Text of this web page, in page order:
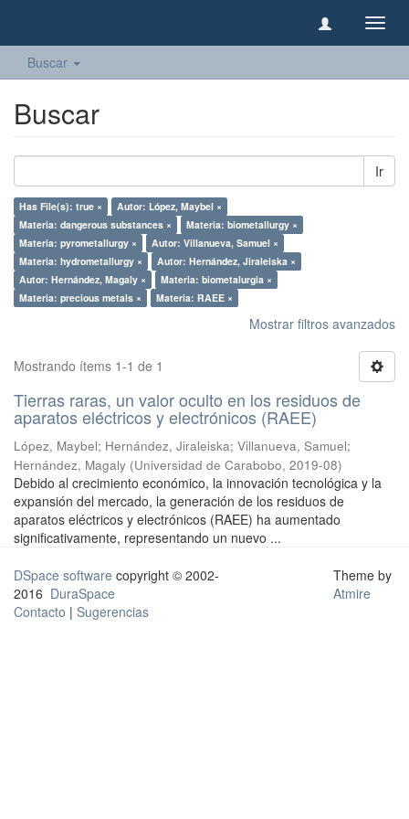
Buscar
Buscar
Ir
Has File(s): true ×
Autor: López, Maybel ×
Materia: dangerous substances ×
Materia: biometallurgy ×
Materia: pyrometallurgy ×
Autor: Villanueva, Samuel ×
Materia: hydrometallurgy ×
Autor: Hernández, Jiraleiska ×
Autor: Hernández, Magaly ×
Materia: biometalurgia ×
Materia: precious metals ×
Materia: RAEE ×
Mostrar filtros avanzados
Mostrando ítems 1-1 de 1
Tierras raras, un valor oculto en los residuos de
aparatos eléctricos y electrónicos (RAEE)
López, Maybel; Hernández, Jiraleiska; Villanueva, Samuel;
Hernández, Magaly (Universidad de Carabobo, 2019-08)
Debido al crecimiento económico, la innovación tecnológica y la
expansión del mercado, la generación de los residuos de
aparatos eléctricos y electrónicos (RAEE) ha aumentado
significativamente, representando un nuevo ...
DSpace software copyright © 2002-
2016 DuraSpace
Contacto | Sugerencias
Theme by
Atmire